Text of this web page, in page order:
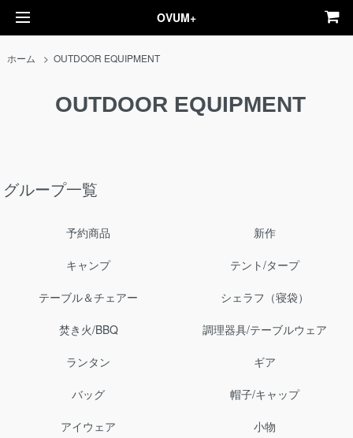
OVUM+
ホーム >OUTDOOR EQUIPMENT
OUTDOOR EQUIPMENT
グループ一覧
予約商品 新作
キャンプ テント/タープ
テーブル＆チェアー シェラフ（寝袋）
焚き火/BBQ 調理器具/テーブルウェア
ランタン ギア
バッグ 帽子/キャップ
アイウェア 小物